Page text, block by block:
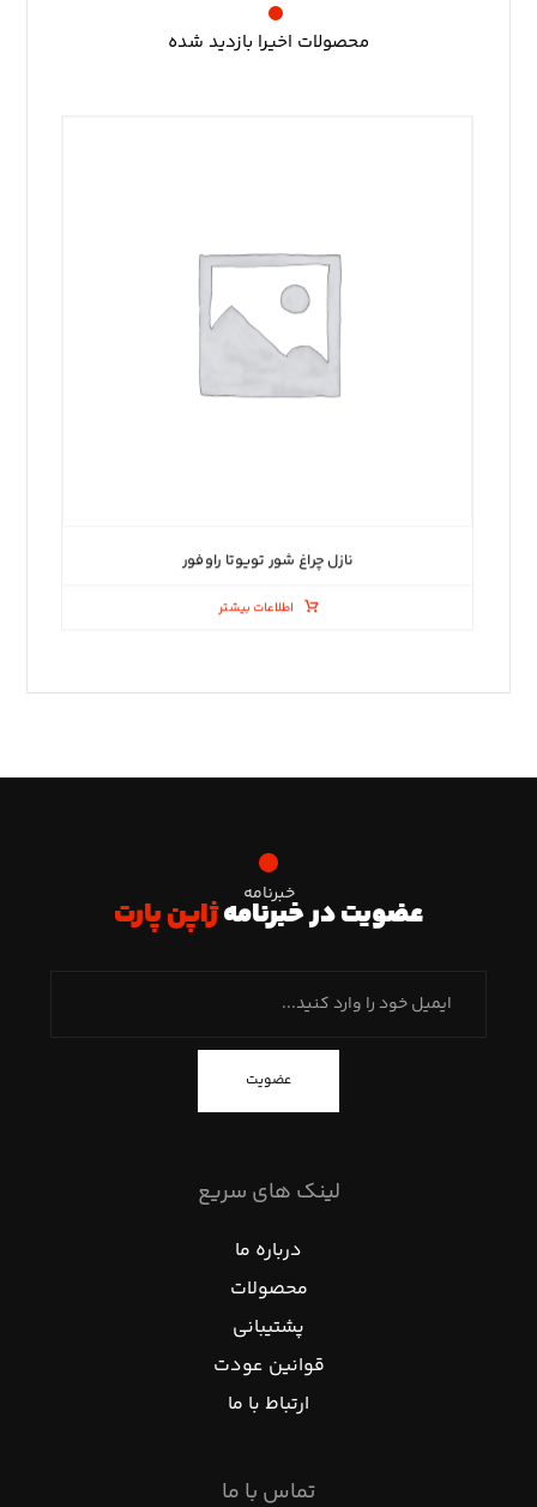
محصولات اخیرا بازدید شده
نازل چراغ شور تویوتا راوفور
اطلاعات بیشتر
خبرنامه
عضویت در خبرنامهژاپن پارت
عضویت
لینک های سریع
درباره ما
محصولات
پشتیبانی
قوانین عودت
ارتباط با ما
تماس با ما